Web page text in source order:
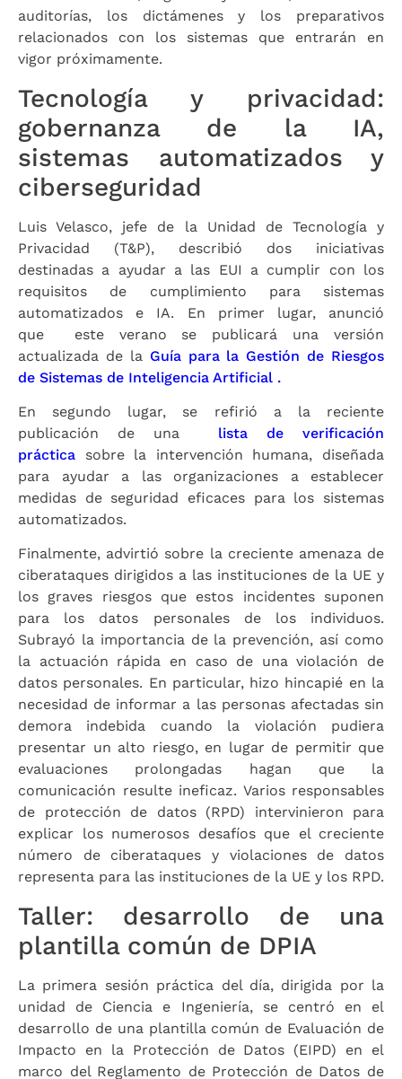
auditorías, los dictámenes y los preparativos
relacionados con los sistemas que entrarán en
vigor próximamente.
Tecnología y privacidad:
gobernanza de la IA,
sistemas automatizados y
ciberseguridad
Luis Velasco, jefe de la Unidad de Tecnología y
Privacidad (T&P), describió dos iniciativas
destinadas a ayudar a las EUI a cumplir con los
requisitos de cumplimiento para sistemas
automatizados e IA. En primer lugar, anunció
que este verano se publicará una versión
actualizada de la Guía para la Gestión de Riesgos
de Sistemas de Inteligencia Artificial .
En segundo lugar, se refirió a la reciente
publicación de una lista de verificación
práctica sobre la intervención humana, diseñada
para ayudar a las organizaciones a establecer
medidas de seguridad eficaces para los sistemas
automatizados.
Finalmente, advirtió sobre la creciente amenaza de
ciberataques dirigidos a las instituciones de la UE y
los graves riesgos que estos incidentes suponen
para los datos personales de los individuos.
Subrayó la importancia de la prevención, así como
la actuación rápida en caso de una violación de
datos personales. En particular, hizo hincapié en la
necesidad de informar a las personas afectadas sin
demora indebida cuando la violación pudiera
presentar un alto riesgo, en lugar de permitir que
evaluaciones prolongadas hagan que la
comunicación resulte ineficaz. Varios responsables
de protección de datos (RPD) intervinieron para
explicar los numerosos desafíos que el creciente
número de ciberataques y violaciones de datos
representa para las instituciones de la UE y los RPD.
Taller: desarrollo de una
plantilla común de DPIA
La primera sesión práctica del día, dirigida por la
unidad de Ciencia e Ingeniería, se centró en el
desarrollo de una plantilla común de Evaluación de
Impacto en la Protección de Datos (EIPD) en el
marco del Reglamento de Protección de Datos de